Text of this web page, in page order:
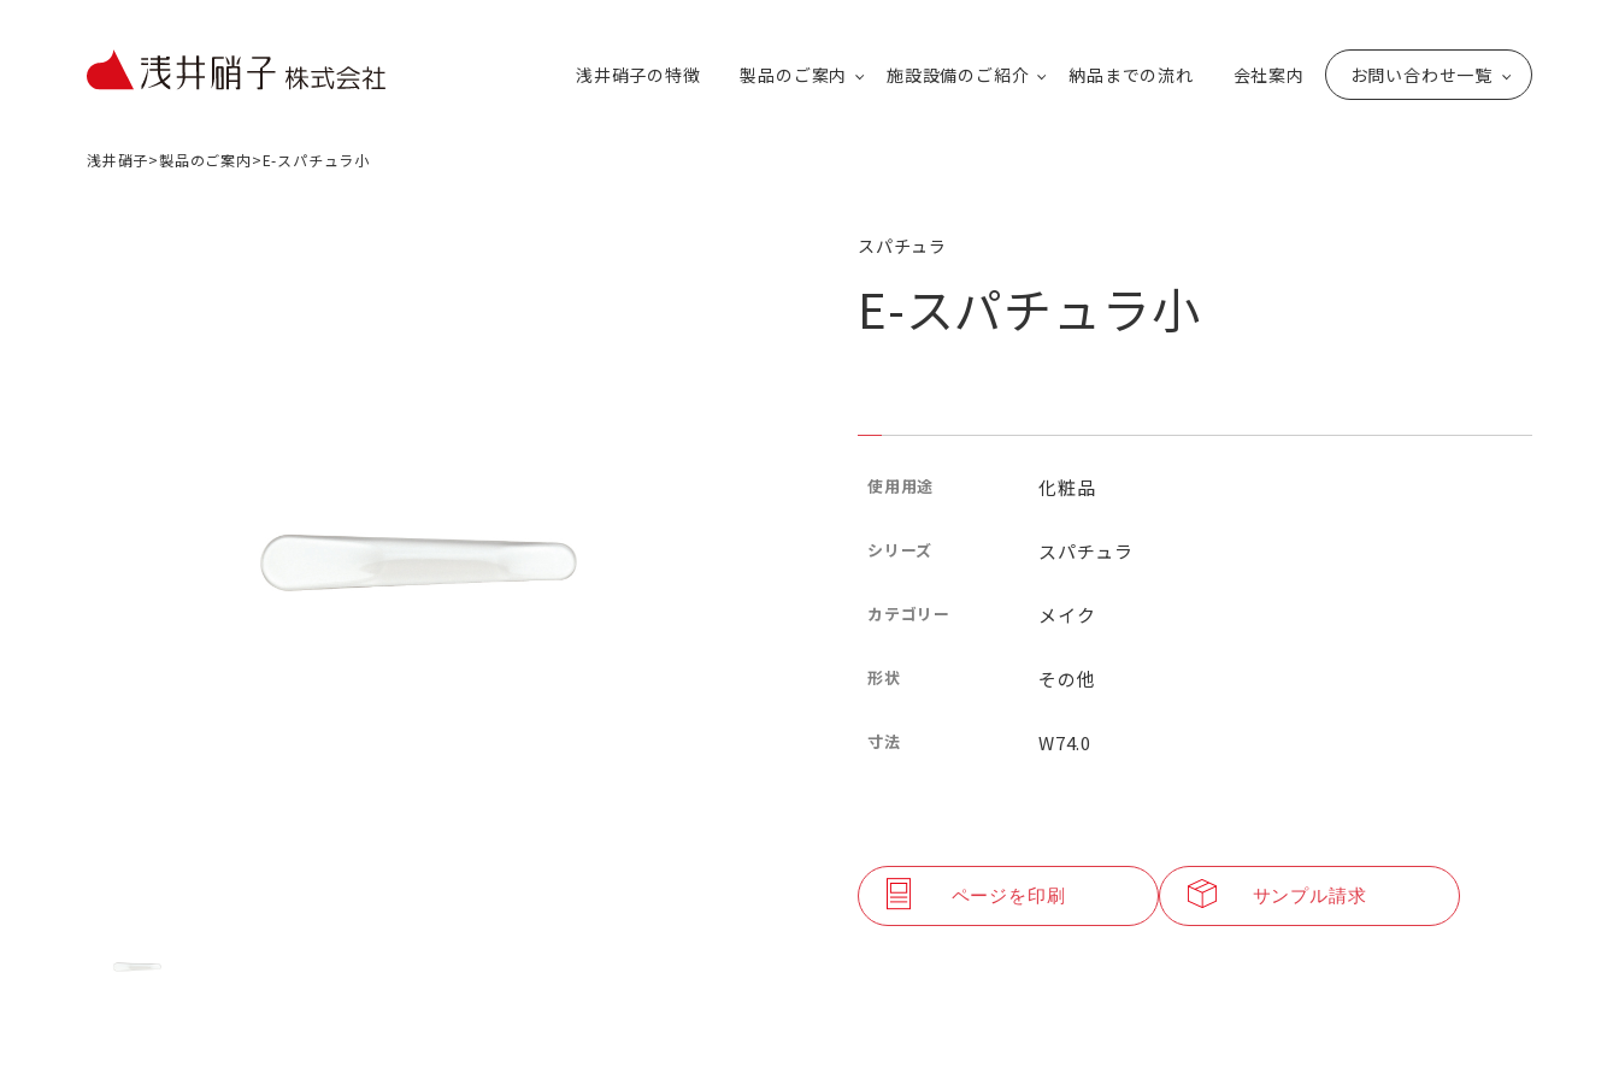
浅井硝子の特徴 製品のご案内 施設設備のご紹介 納品までの流れ 会社案内 お問い合わせ一覧
浅井硝子>製品のご案内>E-スパチュラ小
スパチュラ
E-スパチュラ小
使用用途 化粧品
シリーズ スパチュラ
カテゴリー メイク
形状 その他
寸法 W74.0
ページを印刷 サンプル請求